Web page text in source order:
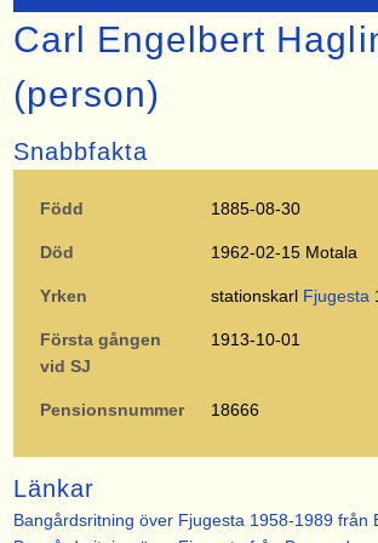
Carl Engelbert
(person)
Snabbfakta
Född 1885-08-30
Död 1962-02-15 Motala
Yrken stationskarl Fjugesta
Första gången
vid SJ
1913-10-01
Pensionsnummer 18666
Länkar
Bangårdsritning över Fjugesta 1958-1989 från